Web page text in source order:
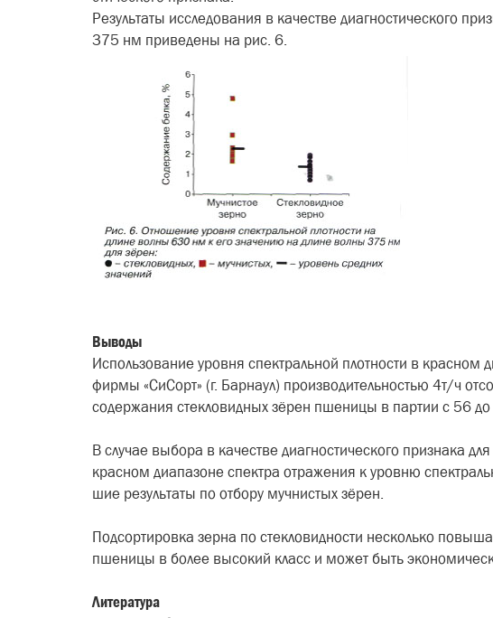
Результаты исследования в каче­стве диагностического
375 нм приведены на рис. 6.
Выводы
Использование уровня спек­тральной плотности в
фирмы «СиСорт» (г. Барнаул) производи­тельностью 4т/ч
содержания стекло­видных зёрен пшеницы в партии с 56
В случае выбора в качестве диа­гностического признака
красном диа­пазоне спектра отражения к уровню
шие результаты по отбору мучни­стых зёрен.
Подсортировка зерна по сте­кловидности несколько
пшеницы в более высокий класс и может быть
Литература